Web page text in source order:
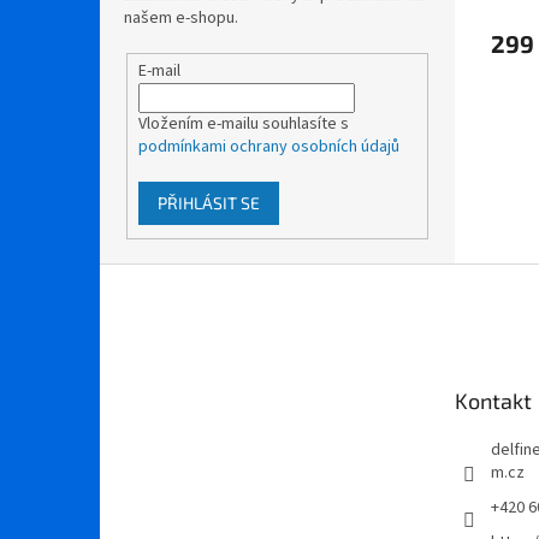
našem e-shopu.
E-mail
Vložením e-mailu souhlasíte s
podmínkami ochrany osobních údajů
PŘIHLÁSIT SE
299
Kontakt
m.cz
+420